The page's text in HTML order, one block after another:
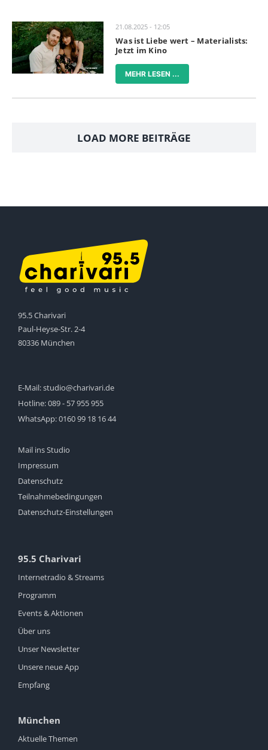
21.08.2025 - 12:05
Was ist Liebe wert – Materialists:
Jetzt im Kino
MEHR LESEN ...
LOAD MORE BEITRÄGE
95.5 Charivari
Paul-Heyse-Str. 2-4
80336 München
E-Mail:studio@charivari.de
Hotline:089 - 57 955 955
WhatsApp:0160 99 18 16 44
Mail ins Studio
Impressum
Datenschutz
Teilnahmebedingungen
Datenschutz-Einstellungen
95.5 Charivari
Internetradio & Streams
Programm
Events & Aktionen
Über uns
Unser Newsletter
Unsere neue App
Empfang
München
Aktuelle Themen